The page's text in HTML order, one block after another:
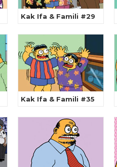
Kak Ifa & Famili #29
Kak Ifa & Famili #35